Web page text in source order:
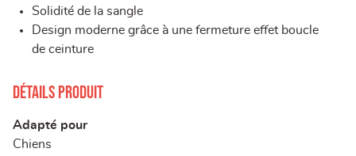
Solidité de la sangle
Design moderne grâce à une fermeture effet boucle
de ceinture
Détails produit
Adapté pour
Chiens